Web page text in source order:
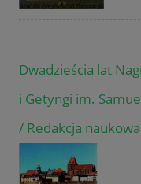
Dwadzieścia lat
i Getyngi im.
/ Redakcja